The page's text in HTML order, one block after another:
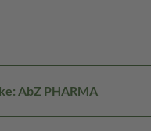
AbZ PHARMA